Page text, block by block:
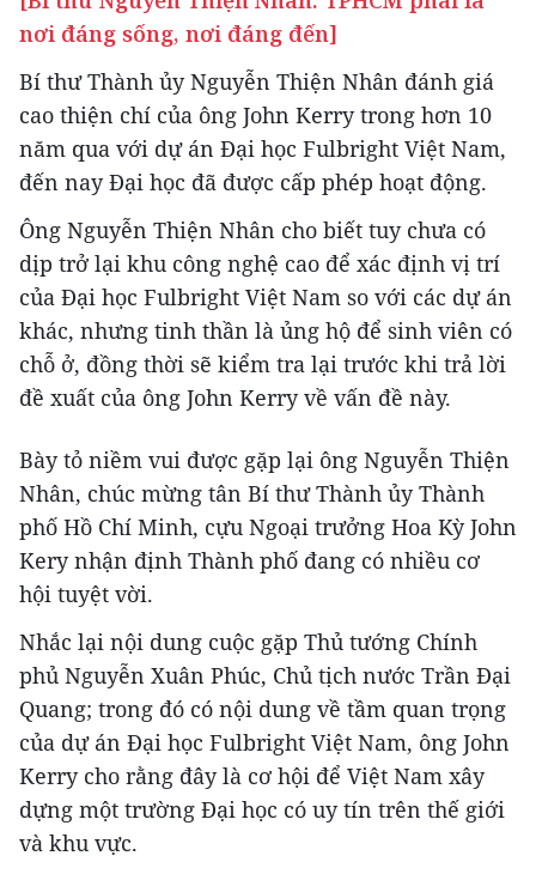
nơi đáng sống, nơi đáng đến]
Bí thư Thành ủy Nguyễn Thiện Nhân đánh giá
cao thiện chí của ông John Kerry trong hơn 10
năm qua với dự án Đại học Fulbright Việt Nam,
đến nay Đại học đã được cấp phép hoạt động.
Ông Nguyễn Thiện Nhân cho biết tuy chưa có
dịp trở lại khu công nghệ cao để xác định vị trí
của Đại học Fulbright Việt Nam so với các dự án
khác, nhưng tinh thần là ủng hộ để sinh viên có
chỗ ở, đồng thời sẽ kiểm tra lại trước khi trả lời
đề xuất của ông John Kerry về vấn đề này.
Bày tỏ niềm vui được gặp lại ông Nguyễn Thiện
Nhân, chúc mừng tân Bí thư Thành ủy Thành
phố Hồ Chí Minh, cựu Ngoại trưởng Hoa Kỳ John
Kery nhận định Thành phố đang có nhiều cơ
hội tuyệt vời.
Nhắc lại nội dung cuộc gặp Thủ tướng Chính
phủ Nguyễn Xuân Phúc, Chủ tịch nước Trần Đại
Quang; trong đó có nội dung về tầm quan trọng
của dự án Đại học Fulbright Việt Nam, ông John
Kerry cho rằng đây là cơ hội để Việt Nam xây
dựng một trường Đại học có uy tín trên thế giới
và khu vực.